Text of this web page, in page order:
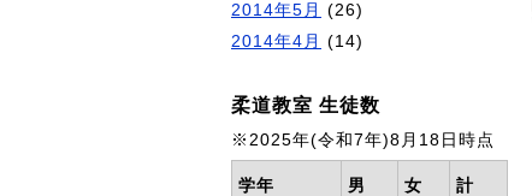
2014年5月
(26)
2014年4月
(14)
柔道教室 生徒数
※2025年(令和7年)8月18日時点
学年 男 女 計